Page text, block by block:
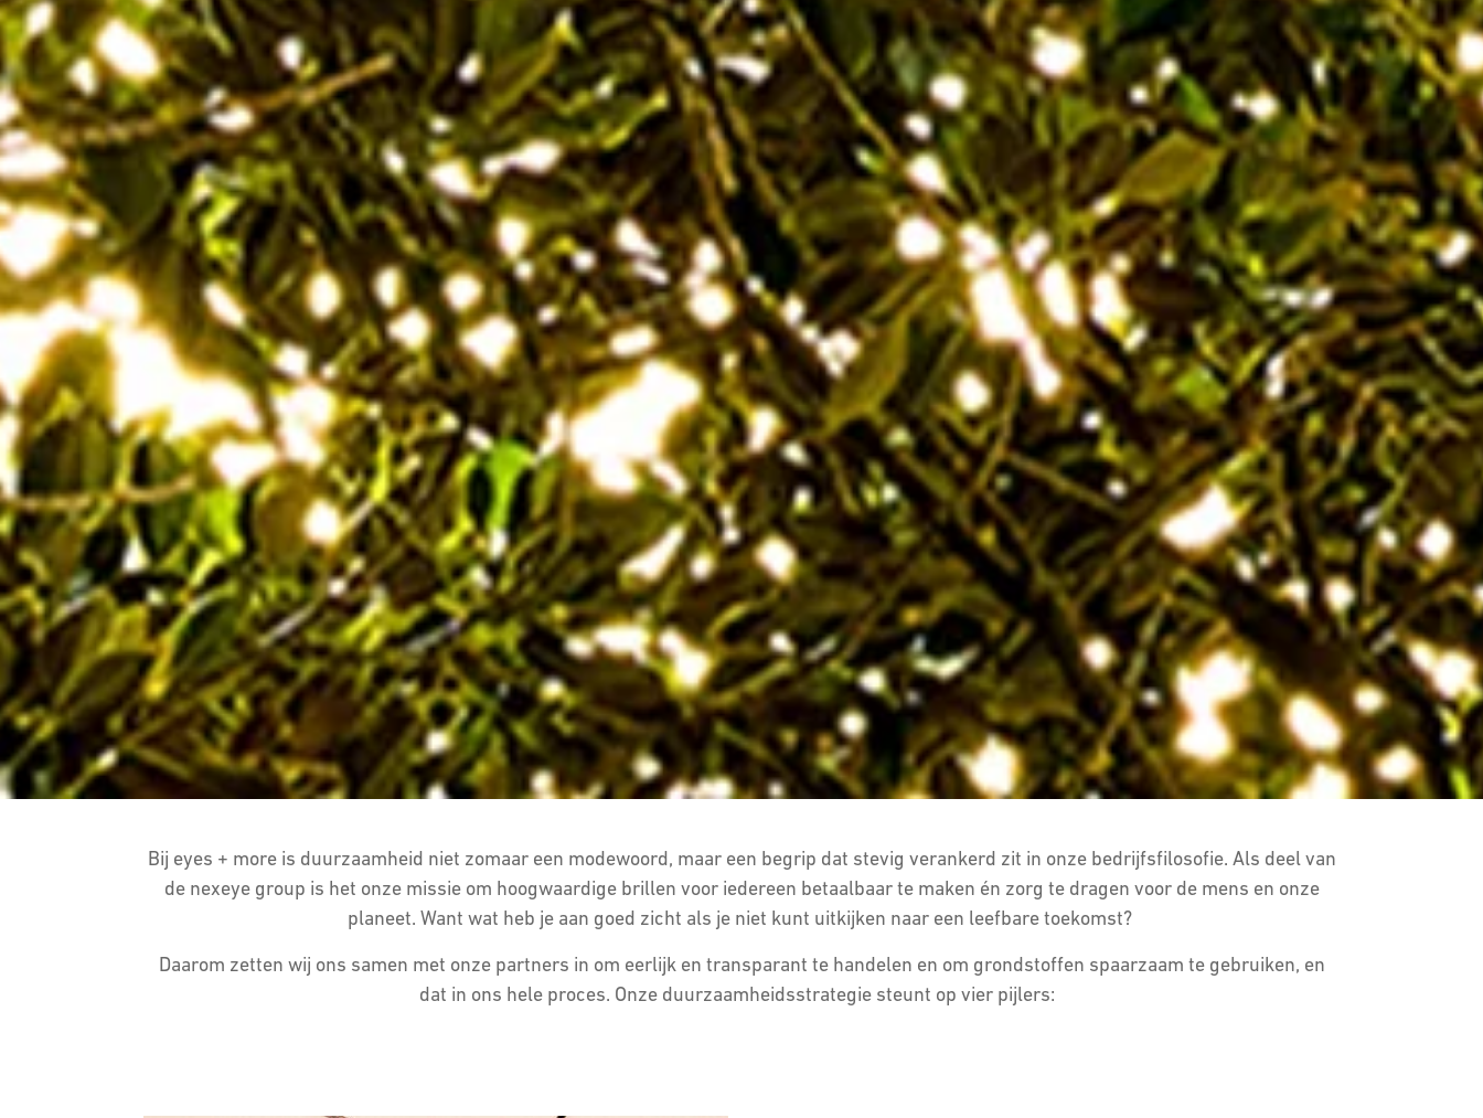
Bij eyes + more is duurzaamheid niet zomaar een modewoord, maar een begrip dat stevig verankerd zit in onze bedrijfsfilosofie. Als deel van
de nexeye group is het onze missie om hoogwaardige brillen voor iedereen betaalbaar te maken én zorg te dragen voor de mens en onze
planeet. Want wat heb je aan goed zicht als je niet kunt uitkijken naar een leefbare toekomst?
Daarom zetten wij ons samen met onze partners in om eerlijk en transparant te handelen en om grondstoffen spaarzaam te gebruiken, en
dat in ons hele proces. Onze duurzaamheidsstrategie steunt op vier pijlers: